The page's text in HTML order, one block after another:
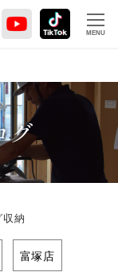
MENU
グ
収納
富塚店